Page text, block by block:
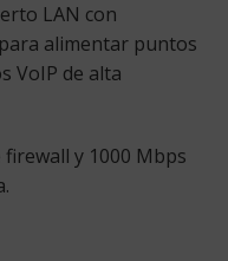
LAN con
alimentar puntos
VoIP de alta
firewall y 1000 Mbps